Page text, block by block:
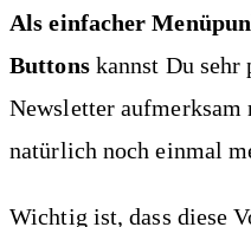
Als einfacher
Buttonskannst Du sehr
Newsletter
natürlich noch einmal
Wichtig ist, dass diese